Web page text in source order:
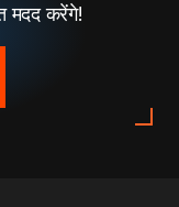
मदद करेंगे!